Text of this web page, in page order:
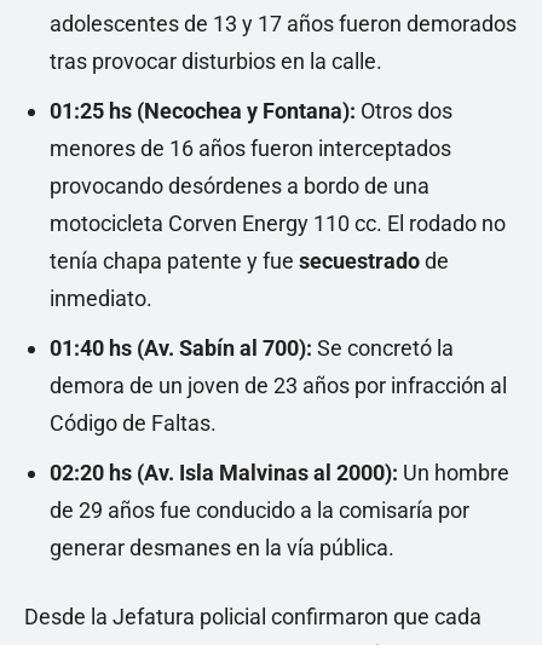
adolescentes de 13 y 17 años fueron demorados
tras provocar disturbios en la calle.
01:25 hs (Necochea y Fontana): Otros dos
menores de 16 años fueron interceptados
provocando desórdenes a bordo de una
motocicleta Corven Energy 110 cc. El rodado no
tenía chapa patente y fue secuestradode
inmediato.
01:40 hs (Av. Sabín al 700): Se concretó la
demora de un joven de 23 años por infracción al
Código de Faltas.
02:20 hs (Av. Isla Malvinas al 2000): Un hombre
de 29 años fue conducido a la comisaría por
generar desmanes en la vía pública.
Desde la Jefatura policial confirmaron que cada